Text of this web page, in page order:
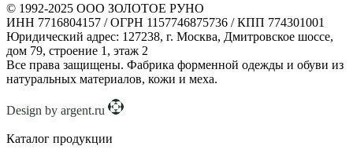
© 1992-2025 ООО ЗОЛОТОЕ РУНО
ИНН 7716804157 / ОГРН 1157746875736 / КПП 774301001
Юридический адрес: 127238, г. Москва, Дмитровское шоссе,
дом 79, строение 1, этаж 2
Все права защищены. Фабрика форменной одежды и обуви из
натуральных материалов, кожи и меха.
Design by argent.ru
Каталог продукции